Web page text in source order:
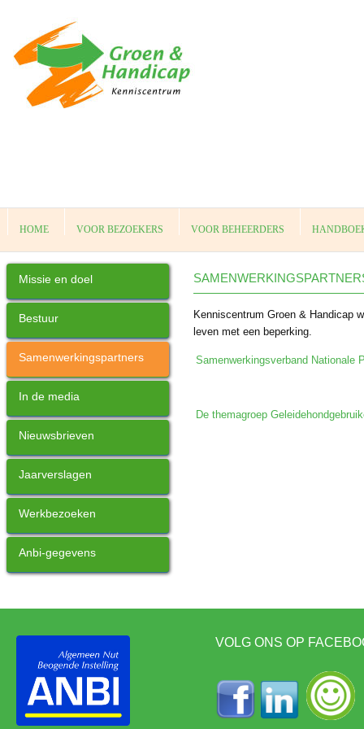
HOME VOOR BEZOEKERS VOOR BEHEERDERS
Missie en doel
Bestuur
Samenwerkingspartners
In de media
Nieuwsbrieven
Jaarverslagen
Werkbezoeken
Anbi-gegevens
Kenniscentrum Groen & Handicap
leven met een beperking.
Samenwerkingsverband Nationale
De themagroep
VOLG ONS OP